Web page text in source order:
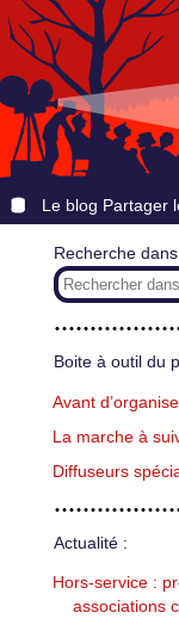
Le blog Partager
Recherche
Boite à outil du
Avant
La marche à
Diffuseurs
Actualité :
Hors-service :
associations